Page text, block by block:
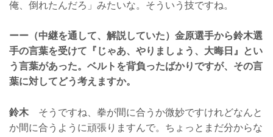
俺、倒れたんだろ」みたいな。そういう技ですね。
ーー（中継を通して、解説していた）金原選手から鈴木選
手の言葉を受けて『じゃあ、やりましょう、大晦日』とい
う言葉があった。ベルトを背負ったばかりですが、その言
葉に対してどう考えますか。
鈴木 そうですね、拳が間に合うか微妙ですけれどなんと
か間に合うように頑張りますんで。ちょっとまだ分からな